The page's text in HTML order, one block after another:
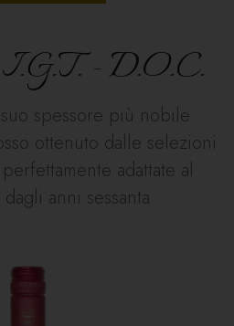
- D.O.C.
spessore più nobile.
ottenuto dalle selezioni
adattate al
anni sessanta.